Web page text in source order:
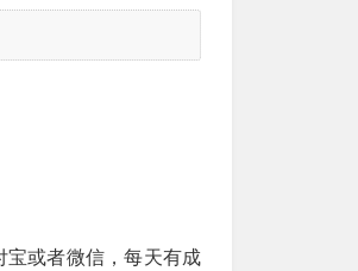
宝或者微信，每天有成